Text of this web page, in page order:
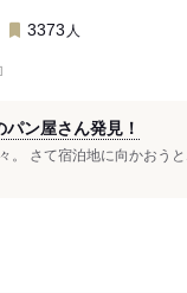
3373 人
ン屋さん発見！
。 さて宿泊地に向かおう